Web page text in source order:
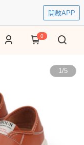
開啟APP
0
1/5